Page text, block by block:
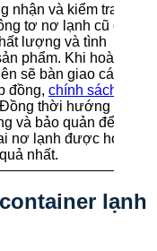
nhận và kiểm tra
tơ nơ lạnh cũ để
lượng và tình
phẩm. Khi hoàn
sẽ bàn giao các
đồng, chính sách
thời hướng
và bảo quản để
nơ lạnh được hoạt
nhất.
lạnh